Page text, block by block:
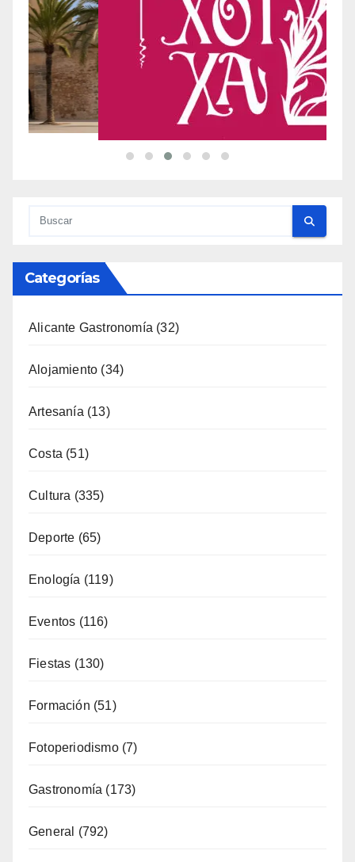
Categorías
Alicante Gastronomía
Alojamiento
Artesanía(13)
Costa(51)
Cultura(335)
Deporte(65)
Enología(119)
Eventos(116)
Fiestas(130)
Formación(51)
Fotoperiodismo